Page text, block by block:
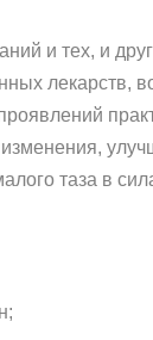
и тех, и
лекарств,
таза в